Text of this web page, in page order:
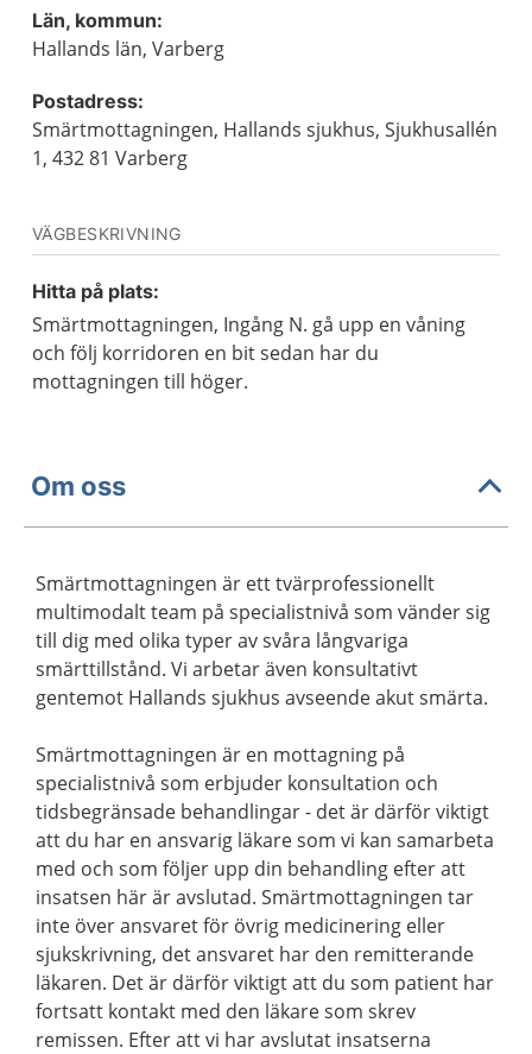
Län, kommun:
Hallands län, Varberg
Postadress:
Smärtmottagningen, Hallands sjukhus, Sjukhusallén
1, 432 81 Varberg
VÄGBESKRIVNING
Hitta på plats:
Smärtmottagningen, Ingång N. gå upp en våning
och följ korridoren en bit sedan har du
mottagningen till höger.
Om oss
Smärtmottagningen är ett tvärprofessionellt
multimodalt team på specialistnivå som vänder sig
till dig med olika typer av svåra långvariga
smärttillstånd. Vi arbetar även konsultativt
gentemot Hallands sjukhus avseende akut smärta.
Smärtmottagningen är en mottagning på
specialistnivå som erbjuder konsultation och
tidsbegränsade behandlingar - det är därför viktigt
att du har en ansvarig läkare som vi kan samarbeta
med och som följer upp din behandling efter att
insatsen här är avslutad. Smärtmottagningen tar
inte över ansvaret för övrig medicinering eller
sjukskrivning, det ansvaret har den remitterande
läkaren. Det är därför viktigt att du som patient har
fortsatt kontakt med den läkare som skrev
remissen. Efter att vi har avslutat insatserna